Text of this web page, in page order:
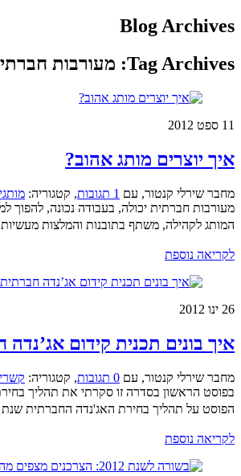
Blog Archives
Tag Archives: מעורבות
11 ספט 2012
איך יוצרים מותג אהוב?
מחבר שירלי קנטור, עם 1 תגובות , קטגוריה:
מעורבות חברתית יכולה, בעבודה נכונה,
המותג לקהילה, משתף בתובנות והמלצות
לקריאה נוספת
26 ינו 2012
איך בונים תכנית קידום
מחבר שירלי קנטור, עם 0 תגובות , קטגוריה:
בפוסט הראשון בסדרה זו סקרתי את תהליך
הפוסט על תהליך בחירת האג'נדה החברתית שנת 2010 הוקדשה לחיפוש האג'נדה החברתית, שהיא � ...
לקריאה נוספת